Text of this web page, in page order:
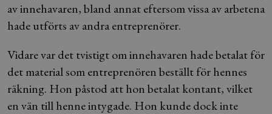
av innehavaren, bland annat eftersom vissa av arbetena
hade utförts av andra entreprenörer.
Vidare var det tvistigt om innehavaren hade betalat för
det material som entreprenören beställt för hennes
räkning. Hon påstod att hon betalat kontant, vilket
en vän till henne intygade. Hon kunde dock inte